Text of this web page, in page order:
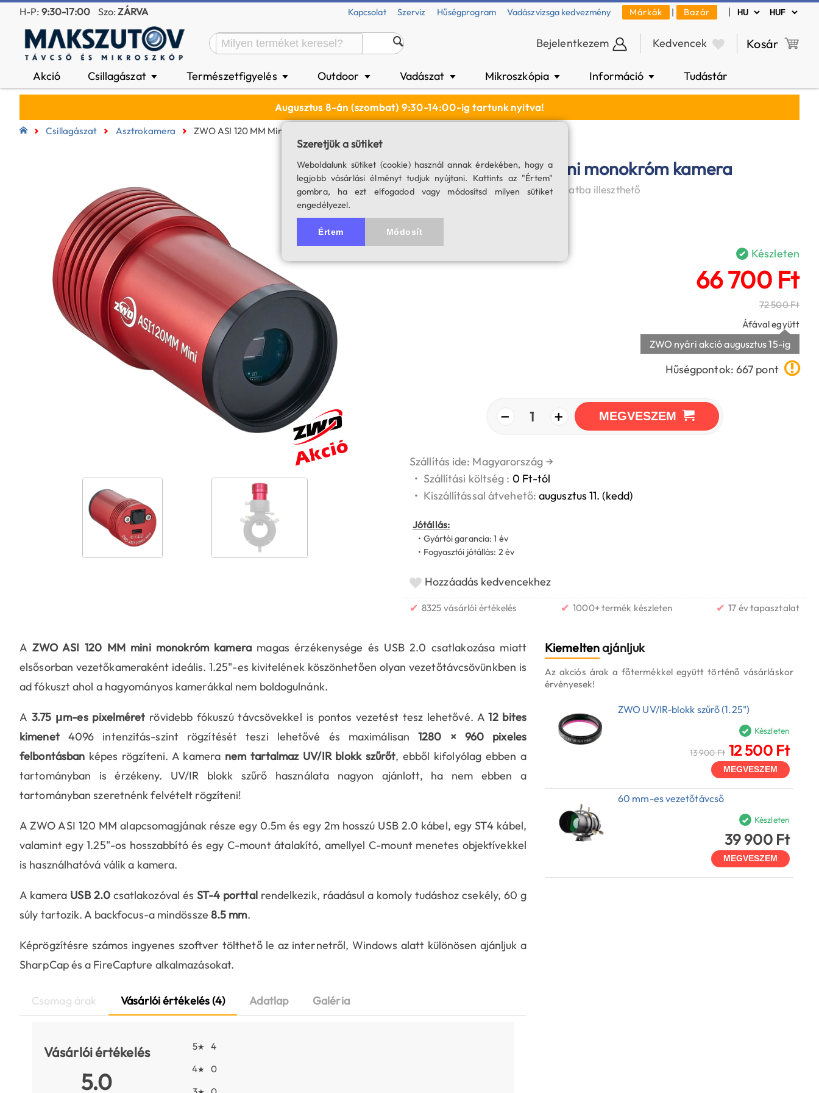
H-P: 9:30-17:00 Szo:ZÁRVA Kapcsolat Szerviz Hűségprogram Vadászvizsga kedvezmény Márkák | Bazár |
Bejelentkezem Kedvencek Kosár
Akció Csillagászat ▼ Természetfigyelés ▼ Outdoor ▼ Vadászat ▼ Mikroszkópia ▼ Információ ▼ Tudástár
Augusztus 8-án (szombat) 9:30-14:00-ig tartunk nyitva!
Csillagászat Asztrokamera ZWO ASI 120 MM Mini Monokróm Kamera
ZWO ASI 120 MM mini monokróm kamera
USB 2.0 csatlakozóval, 1.25" kihuzatba illeszthető
Készleten
66 700 Ft
72 500 Ft
Áfával együtt
ZWO nyári akció augusztus 15-ig
Hűségpontok: 667 pont
− 1 + MEGVESZEM
Szállítás ide: Magyarország →
• Szállítási költség : 0 Ft-tól
• Kiszállítással átvehető:augusztus 11. (kedd)
Jótállás:
• Gyártói garancia: 1 év
• Fogyasztói jótállás: 2 év
Hozzáadás kedvencekhez
✔ 8325 vásárlói értékelés ✔ 1000+ termék készleten ✔ 17 év tapasztalat
A ZWO ASI 120 MM mini monokróm kamera magas érzékenysége és USB 2.0 csatlakozása miatt
elsősorban vezetőkameraként ideális. 1.25"-es kivitelének köszönhetően olyan vezetőtávcsövünkben is
ad fókuszt ahol a hagyományos kamerákkal nem boldogulnánk.
A 3.75 μm-es pixelméret rövidebb fókuszú távcsövekkel is pontos vezetést tesz lehetővé. A12 bites
kimenet4096 intenzitás-szint rögzítését teszi lehetővé és maximálisan1280 × 960 pixeles
felbontásban képes rögzíteni. A kamera nem tartalmaz UV/IR blokk szűrőt, ebből kifolyólag ebben a
tartományban is érzékeny. UV/IR blokk szűrő használata nagyon ajánlott, ha nem ebben a
tartományban szeretnénk felvételt rögzíteni!
A ZWO ASI 120 MM alapcsomagjának része egy 0.5m és egy 2m hosszú USB 2.0 kábel, egy ST4 kábel,
valamint egy 1.25"-os hosszabbító és egy C-mount átalakító, amellyel C-mount menetes objektívekkel
is használhatóvá válik a kamera.
A kamera USB 2.0csatlakozóval és ST-4 porttalrendelkezik, ráadásul a komoly tudáshoz csekély, 60 g
súly tartozik. A backfocus-a mindössze 8.5 mm.
Képrögzítésre számos ingyenes szoftver tölthető le az internetről, Windows alatt különösen ajánljuk a
SharpCap és a FireCapture alkalmazásokat.
Csomag árak Vásárlói értékelés (4) Adatlap Galéria
Vásárlói értékelés
5.0
5★
4
4★
0
Kiemeltenajánljuk
Az akciós árak a főtermékkel együtt történő vásárláskor
érvényesek!
ZWO UV/IR-blokk szűrő (1.25")
Készleten
13 900 Ft 12 500 Ft
MEGVESZEM
60 mm-es vezetőtávcső
Készleten
39 900 Ft
MEGVESZEM
Szeretjük a sütiket
Weboldalunk sütiket (cookie) használ annak érdekében, hogy a
legjobb vásárlási élményt tudjuk nyújtani. Kattints az "Értem"
gombra, ha ezt elfogadod vagy módosítsd milyen sütiket
engedélyezel.
Értem Módosít